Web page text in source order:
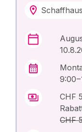
9:00
CHF
CHF